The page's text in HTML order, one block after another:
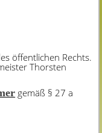
öffentlichen Rechts.
Thorsten
gemäß § 27 a